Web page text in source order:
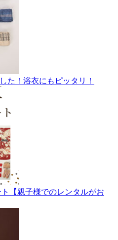
た！浴衣にもピッタリ！
【親子様でのレンタルがお